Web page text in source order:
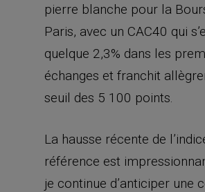
pierre blanche pour la
Paris, avec un CAC40 qui
quelque 2,3% dans les
échanges et franchit
seuil des 5 100 points.
La hausse récente de
référence est
je continue d’anticiper une